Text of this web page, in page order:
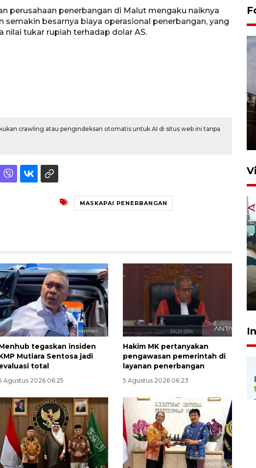
perusahaan penerbangan di Malut mengaku naiknya
besarnya biaya operasional penerbangan, yang
nilai tukar rupiah terhadap dolar AS.
crawling atau pengindeksan otomatis untuk AI di situs web ini tanpa
MASKAPAI PENERBANGAN
tegaskan insiden
Mutiara Sentosa jadi
total
Agustus 2026 06:25
Hakim MK pertanyakan
pengawasan pemerintah di
layanan penerbangan
5 Agustus 2026 06:23
Pasar Higienis
Ambon ajak semua pihak buka
ruang pada anak di lembaga
pembinaan
23 Juli 2026 14:28